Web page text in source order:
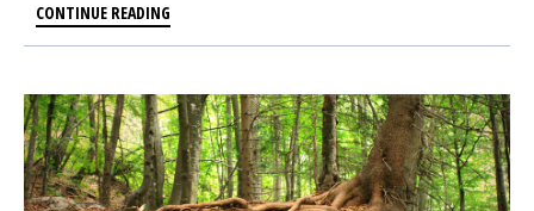
CONTINUE READING